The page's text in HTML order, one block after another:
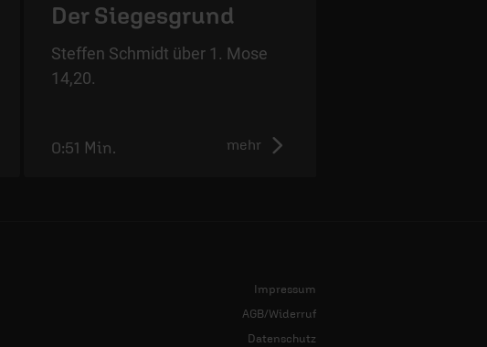
Der Siegesgrund
Steffen Schmidt über 1. Mose
14,20.
mehr
0:51 Min.
Impressum
AGB/Widerruf
Datenschutz